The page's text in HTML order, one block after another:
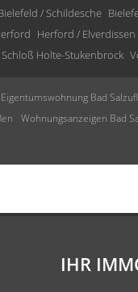
/ Schildesche
Herford / Elverdissen
Schloß Holte-Stukenbrock
Eigentumswohnung Bad
Wohnungsanzeigen Bad
IHR